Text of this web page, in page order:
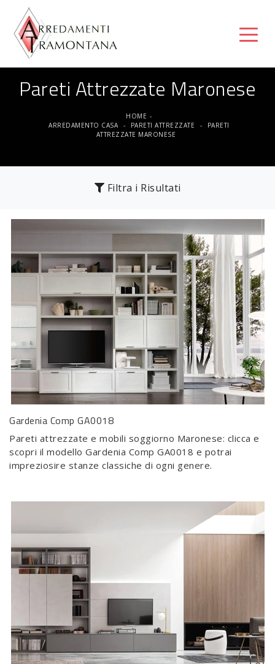
Pareti Attrezzate Maronese
HOME -
ARREDAMENTO CASA
- PARETI ATTREZZATE -
PARETI
ATTREZZATE MARONESE
Filtra i Risultati
Gardenia Comp GA0018
Pareti attrezzate e mobili soggiorno Maronese: clicca e
scopri il modello Gardenia Comp GA0018 e potrai
impreziosire stanze classiche di ogni genere.